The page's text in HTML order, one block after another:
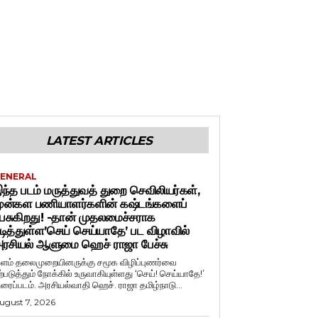
LATEST ARTICLES
படம் மருத்துவத் துறை செவிலியர்கள்,
பணியாளர்களின் கஷ்டங்களைப்
-தான் முதலமைச்சராக
செய்யாதே’ பட விழாவில்
ஆளுமை ஹெச் ராஜா பேச்சு
தலைமுறையினருக்கு சமூக விழிப்புணர்வை
நோக்கில் உருவாகியுள்ளது ‘செய்! செய்யாதே!’
அரசியல்வாதி ஹெச். ராஜா தமிழ்நாடு...
7, 2026